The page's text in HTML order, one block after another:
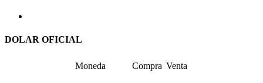
DOLAR OFICIAL
Moneda Compra Venta